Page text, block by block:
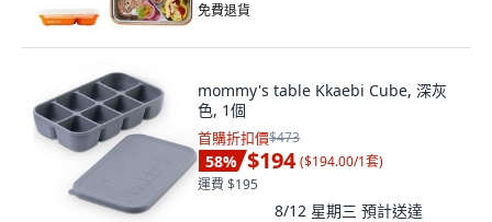
免費退貨
mommy's table Kkaebi Cube, 深灰
色, 1個
首購折扣價$473
58% $194 ($194.00/1套)
運費 $195
8/12 星期三 預計送達